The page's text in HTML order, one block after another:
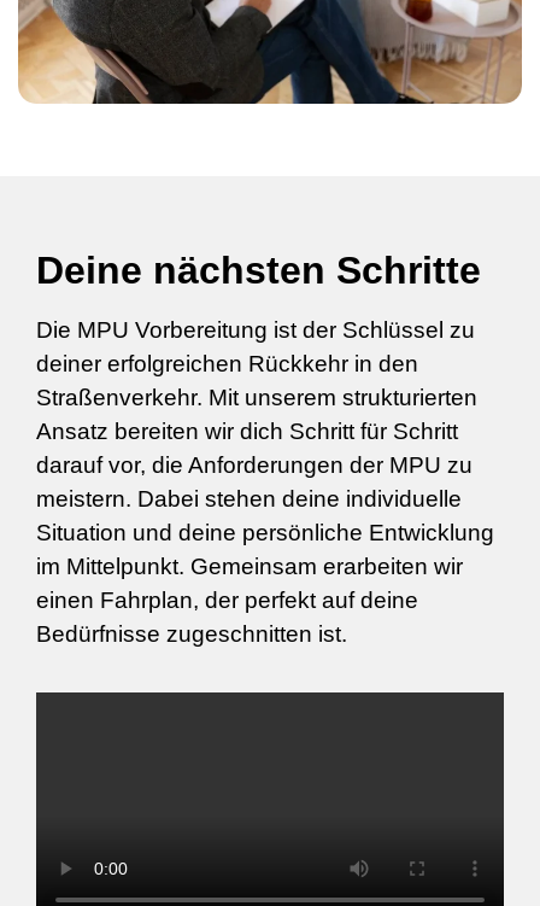
Deine nächsten Schritte
Die MPU Vorbereitung ist der Schlüssel zu
deiner erfolgreichen Rückkehr in den
Straßenverkehr. Mit unserem strukturierten
Ansatz bereiten wir dich Schritt für Schritt
darauf vor, die Anforderungen der MPU zu
meistern. Dabei stehen deine individuelle
Situation und deine persönliche Entwicklung
im Mittelpunkt. Gemeinsam erarbeiten wir
einen Fahrplan, der perfekt auf deine
Bedürfnisse zugeschnitten ist.